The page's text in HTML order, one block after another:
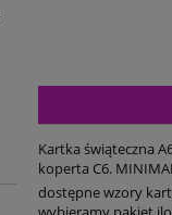
Kartka świąteczna
koperta C6.
dostępne wzory